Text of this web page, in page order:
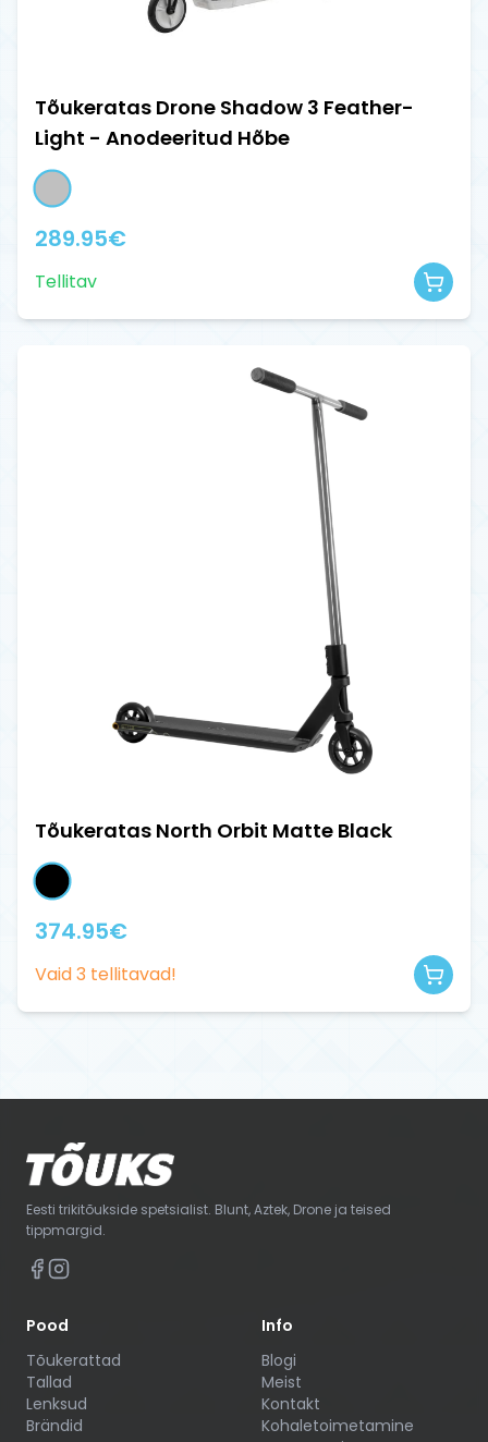
Tõukeratas Drone Shadow 3 Feather-
Light - Anodeeritud Hõbe
289.95€
Tellitav
Tõukeratas North Orbit Matte Black
374.95€
Vaid3 tellitavad!
Eesti trikitõukside spetsialist. Blunt, Aztek, Drone ja teised
tippmargid.
Pood
Tõukerattad
Tallad
Lenksud
Brändid
Info
Blogi
Meist
Kontakt
Kohaletoimetamine